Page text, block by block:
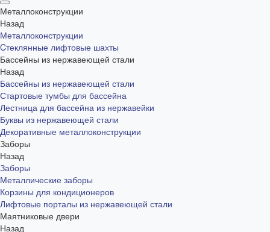
Металлоконструкции
Назад
Металлоконструкции
Cтеклянные лифтовые шахты
Бассейны из нержавеющей стали
Назад
Бассейны из нержавеющей стали
Стартовые тумбы для бассейна
Лестница для бассейна из нержавейки
Буквы из нержавеющей стали
Декоративные металлоконструкции
Заборы
Назад
Заборы
Металлические заборы
Корзины для кондиционеров
Лифтовые порталы из нержавеющей стали
Маятниковые двери
Назад